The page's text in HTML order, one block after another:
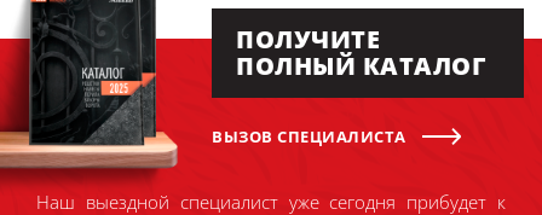
ПОЛУЧИТЕ
ПОЛНЫЙ КАТАЛОГ
ВЫЗОВ СПЕЦИАЛИСТА
Наш выездной специалист уже сегодня прибудет к